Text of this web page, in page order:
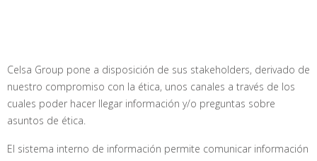
Celsa Group pone a disposición de sus stakeholders, derivado de
nuestro compromiso con la ética, unos canales a través de los
cuales poder hacer llegar información y/o preguntas sobre
asuntos de ética.
El sistema interno de información permite comunicar información